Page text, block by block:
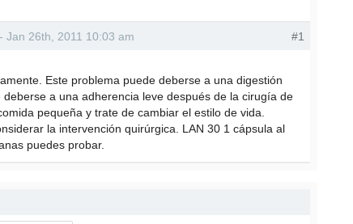
Jan 26th, 2011 10:03 am #1
Este problema puede deberse a una digestión
a una adherencia leve después de la cirugía de
pequeña y trate de cambiar el estilo de vida.
la intervención quirúrgica. LAN 30 1 cápsula al
puedes probar.